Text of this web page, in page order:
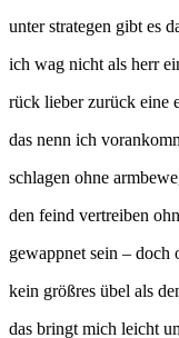
unter strategen gibt es
ich wag nicht als herr
rück lieber zurück eine
das nenn ich
schlagen ohne
den feind vertreiben
gewappnet sein – doch
kein größres übel als
das bringt mich leicht